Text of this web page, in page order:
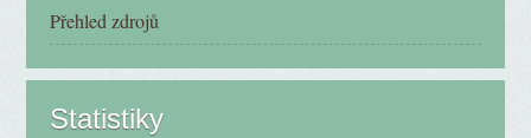
Přehled zdrojů
Statistiky